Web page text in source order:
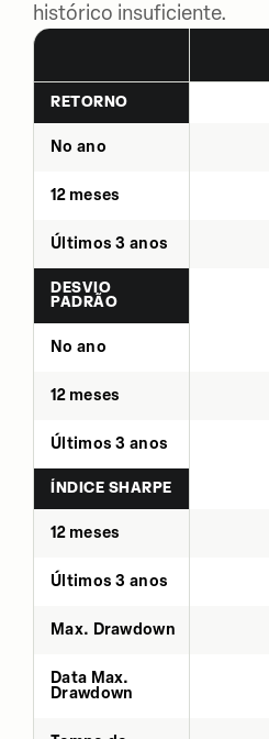
histórico insuficiente.
RETORNO
No ano
12 meses
Últimos 3 anos
DESVIO
PADRÃO
No ano
12 meses
Últimos 3 anos
ÍNDICE SHARPE
12 meses
Últimos 3 anos
Max. Drawdown
Data Max.
Drawdown